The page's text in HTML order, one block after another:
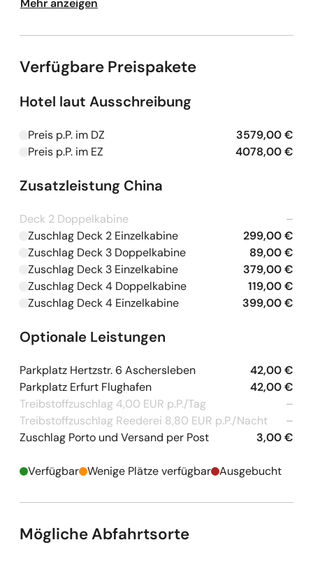
Luftverkehrsabgabe & Kerosinzuschlag Transfer
2. Klasse von Shanghai nach Yichang
Transfers und Fahrten in klimatisierten
Reisebussen inklusive Gepäckbeförderung
Führung und Betreuung durch eine durchgehend
deutschsprachige Reiseleitung ab/bis China
zusätzlich Führung und Betreuung durch örtliche
Besichtigungsprogramm laut Ausschreibung inkl.
Eintrittsgelder
8 x Übernachtung in 4-Sterne-Hotels
4 x Übernachtung an Bord eines Premium-
Yangtze-Schiffes in einer Standard-Kabine
12 x Halbpension als Mittag- oder Abendessen
während der gesamten Reise
Mehr anzeigen
Verfügbare Preispakete
Hotel laut Ausschreibung
Kapazitäten werden geladen
Preis p.P. im DZ 3579,00 €
Kapazitäten werden geladen
Preis p.P. im EZ 4078,00 €
Zusatzleistung China
Deck 2 Doppelkabine –
Kapazitäten werden geladen
Zuschlag Deck 2 Einzelkabine 299,00 €
Kapazitäten werden geladen
Zuschlag Deck 3 Doppelkabine 89,00 €
Kapazitäten werden geladen
Zuschlag Deck 3 Einzelkabine 379,00 €
Kapazitäten werden geladen
Zuschlag Deck 4 Doppelkabine 119,00 €
Kapazitäten werden geladen
Zuschlag Deck 4 Einzelkabine 399,00 €
Optionale Leistungen
Parkplatz Hertzstr. 6 Aschersleben
42,00 €
Parkplatz Erfurt Flughafen
42,00 €
Treibstoffzuschlag 4,00 EUR p.P./Tag
–
Treibstoffzuschlag Reederei 8,80 EUR p.P./Nacht
–
Zuschlag Porto und Versand per Post
3,00 €
Verfügbar Wenige Plätze verfügbar Ausgebucht
Mögliche Abfahrtsorte